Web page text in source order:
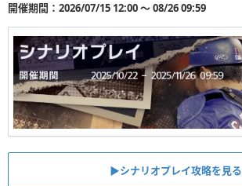
開催期間：2026/07/15 12:00 〜 08/26 09:59
▶︎シナリオプレイ攻略を見る